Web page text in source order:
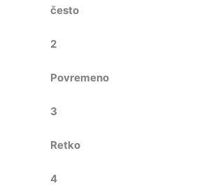
često
2
Povremeno
3
Retko
4